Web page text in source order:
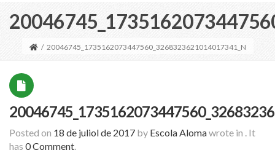
/ 20046745_1735162073447560_3268323621014017341_N
Posted on 18 de juliol de 2017 by Escola Alomawrote in . It
has 0 Comment.